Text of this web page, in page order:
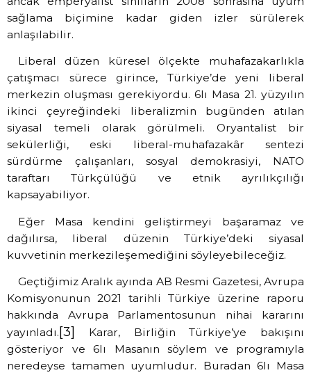
sağlama biçimine kadar giden izler sürülerek
anlaşılabilir.
Liberal düzen küresel ölçekte muhafazakarlıkla
çatışmacı sürece girince, Türkiye’de yeni liberal
merkezin oluşması gerekiyordu. 6lı Masa 21. yüzyılın
ikinci çeyreğindeki liberalizmin bugünden atılan
siyasal temeli olarak görülmeli. Oryantalist bir
sekülerliği, eski liberal-muhafazakâr sentezi
sürdürme çalışanları, sosyal demokrasiyi, NATO
taraftarı Türkçülüğü ve etnik ayrılıkçılığı
kapsayabiliyor.
Eğer Masa kendini geliştirmeyi başaramaz ve
dağılırsa, liberal düzenin Türkiye’deki siyasal
kuvvetinin merkezileşemediğini söyleyebileceğiz.
Geçtiğimiz Aralık ayında AB Resmi Gazetesi, Avrupa
Komisyonunun 2021 tarihli Türkiye üzerine raporu
hakkında Avrupa Parlamentosunun nihai kararını
yayınladı.[3] Karar, Birliğin Türkiye’ye bakışını
gösteriyor ve 6lı Masanın söylem ve programıyla
neredeyse tamamen uyumludur. Buradan 6lı Masa